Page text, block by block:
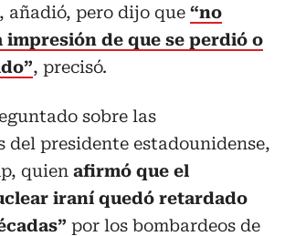
añadió, pero dijo que “no
impresión de que se perdió o
, precisó.
sobre las
del presidente estadounidense,
quien afirmó que el
iraní quedó retardado
por los bombardeos de